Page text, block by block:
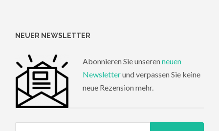
NEUER NEWSLETTER
Abonnieren Sie unseren neuen
Newsletterund verpassen Sie keine
neue Rezension mehr.